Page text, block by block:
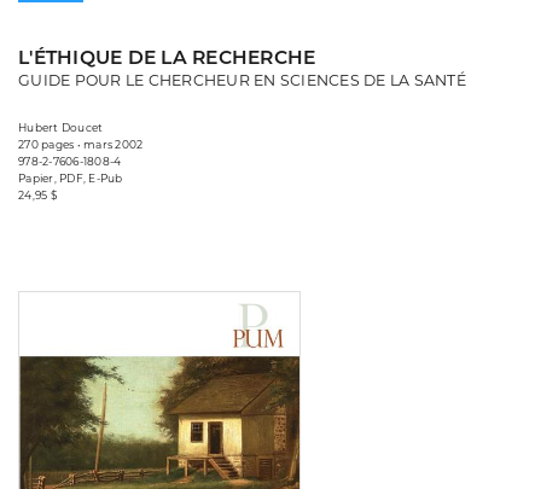
L'ÉTHIQUE DE LA RECHERCHE
GUIDE POUR LE CHERCHEUR EN SCIENCES DE LA SANTÉ
Hubert Doucet
270 pages • mars 2002
978-2-7606-1808-4
Papier, PDF, E-Pub
24,95 $